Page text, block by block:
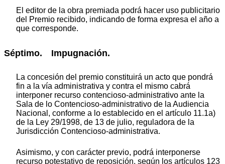
El editor de la obra premiada podrá hacer uso publicitario
del Premio recibido, indicando de forma expresa el año a
que corresponde.
Séptimo. Impugnación.
La concesión del premio constituirá un acto que pondrá
fin a la vía administrativa y contra el mismo cabrá
interponer recurso contencioso-administrativo ante la
Sala de lo Contencioso-administrativo de la Audiencia
Nacional, conforme a lo establecido en el artículo 11.1a)
de la Ley 29/1998, de 13 de julio, reguladora de la
Jurisdicción Contencioso-administrativa.
Asimismo, y con carácter previo, podrá interponerse
recurso potestativo de reposición, según los artículos 123